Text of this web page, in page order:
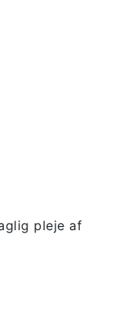
pleje af